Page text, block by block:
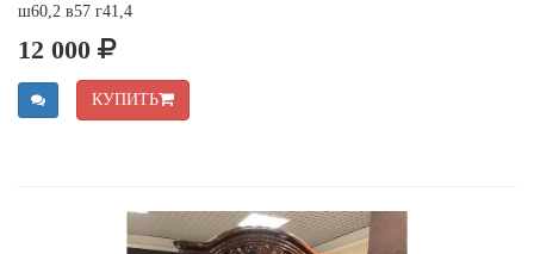
ш60,2 в57 г41,4
12 000
КУПИТЬ